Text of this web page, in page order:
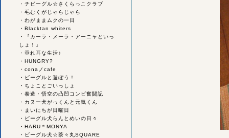
・ チビーグル☆さくらっこクラブ
・ 毛むくがじゃらじゃら
・ わがままムクの一日
・ Blacktan whiters
・
『カーラ・メーラ・アーニャといっ
しょ！』
・ 垂れ耳な生活♪
・ HUNGRY?
・ conaノcafe
・
ビーグルと遊ぼう！
・ ちょことごいっしょ
・ 泰造・悟空の凸凹コンビ奮闘記
・ カヌー犬がっくんと元気くん
・
まいにちが日曜日
・
ビーグル犬らんとめいの日々
・ HARU＊MONYA
・
ビーグル犬☆茶々丸SQUARE